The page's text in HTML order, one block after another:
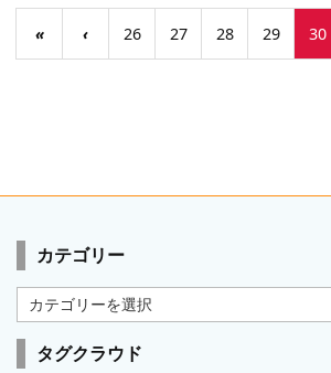
« ‹ 26 27 28 29 30
カテゴリー
テ
ゴ タグクラウド